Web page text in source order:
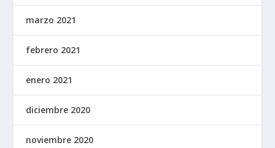
marzo 2021
febrero 2021
enero 2021
diciembre 2020
noviembre 2020